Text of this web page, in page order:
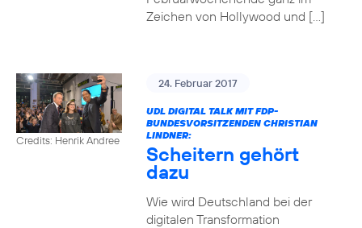
Zeichen von Hollywood und […]
Credits: Henrik Andree
24. Februar 2017
UDL DIGITAL TALK MIT FDP-
BUNDESVORSITZENDEN CHRISTIAN
LINDNER:
Scheitern gehört
dazu
Wie wird Deutschland bei der
digitalen Transformation